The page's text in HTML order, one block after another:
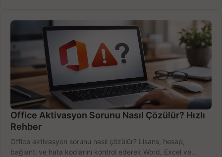
Office Aktivasyon Sorunu Nasıl Çözülür? Hızlı
Rehber
Office aktivasyon sorunu nasıl çözülür? Lisans, hesap,
bağlantı ve hata kodlarını kontrol ederek Word, Excel ve